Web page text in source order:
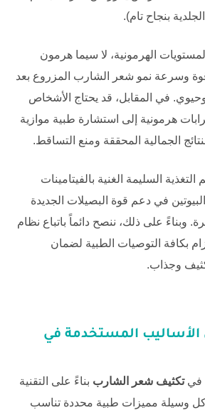
بنجاح تام).
الهرمونية، لا سيما هرمون
وسرعة نمو شعر الشارب المزروع بعد
في المقابل، قد يحتاج الأشخاص
هرمونية إلى استشارة طبية موازية
الجمالية المحققة ومنع التساقط.
السليمة الغنية بالفيتامينات
في دعم قوة البصيلات الجديدة
وبناءً على ذلك، ننصح دائماً باتباع نظام
بكافة التوصيات الطبية لضمان
وجذاب.
الأساليب المستخدمة في
فيتكثيف شعر الشارب بناءً على التقنية
كل وسيلة مميزات طبية محددة تناسب